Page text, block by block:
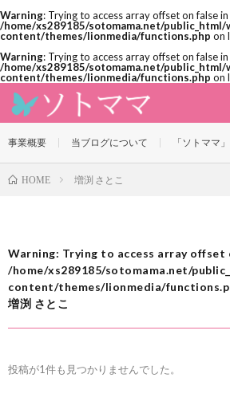
Warning: Trying to access array offset on false in
/home/xs289185/sotomama.net/public_html/
content/themes/lionmedia/functions.php on
Warning: Trying to access array offset on false in
/home/xs289185/sotomama.net/public_html/
content/themes/lionmedia/functions.php on
事業概要 当ブログについて 「ソトママ
HOME 増渕 さとこ
Warning: Trying to access array offset
/home/xs289185/sotomama.net/
content/themes/lionmedia/
増渕 さとこ
投稿が1件も見つかりませんでした。